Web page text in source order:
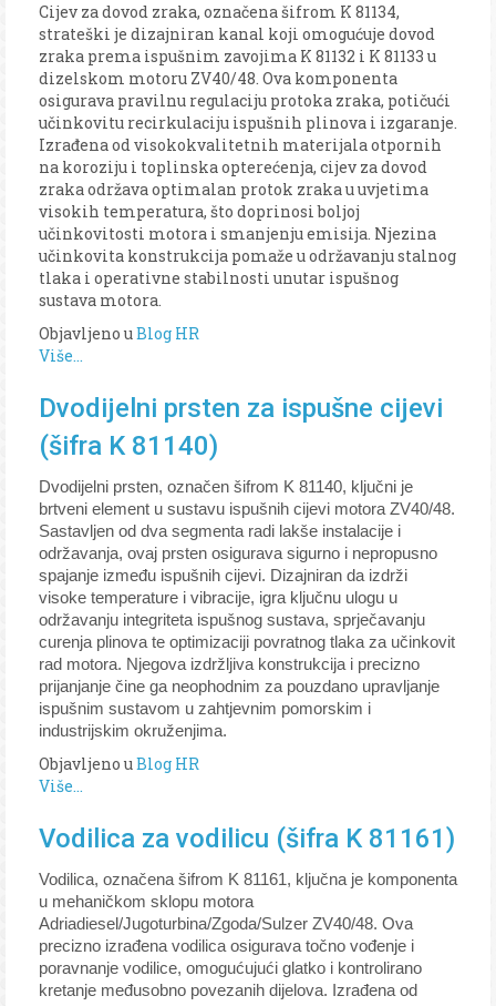
Cijev za dovod zraka, označena šifrom K 81134,
strateški je dizajniran kanal koji omogućuje dovod
zraka prema ispušnim zavojima K 81132 i K 81133 u
dizelskom motoru ZV40/48. Ova komponenta
osigurava pravilnu regulaciju protoka zraka, potičući
učinkovitu recirkulaciju ispušnih plinova i izgaranje.
Izrađena od visokokvalitetnih materijala otpornih
na koroziju i toplinska opterećenja, cijev za dovod
zraka održava optimalan protok zraka u uvjetima
visokih temperatura, što doprinosi boljoj
učinkovitosti motora i smanjenju emisija. Njezina
učinkovita konstrukcija pomaže u održavanju stalnog
tlaka i operativne stabilnosti unutar ispušnog
sustava motora.
Objavljeno uBlog HR
Više...
Dvodijelni prsten za ispušne cijevi
(šifra K 81140)
Dvodijelni prsten, označen šifrom K 81140, ključni je
brtveni element u sustavu ispušnih cijevi motora ZV40/48.
Sastavljen od dva segmenta radi lakše instalacije i
održavanja, ovaj prsten osigurava sigurno i nepropusno
spajanje između ispušnih cijevi. Dizajniran da izdrži
visoke temperature i vibracije, igra ključnu ulogu u
održavanju integriteta ispušnog sustava, sprječavanju
curenja plinova te optimizaciji povratnog tlaka za učinkovit
rad motora. Njegova izdržljiva konstrukcija i precizno
prijanjanje čine ga neophodnim za pouzdano upravljanje
ispušnim sustavom u zahtjevnim pomorskim i
industrijskim okruženjima.
Objavljeno uBlog HR
Više...
Vodilica za vodilicu (šifra K 81161)
Vodilica, označena šifrom K 81161, ključna je komponenta
u mehaničkom sklopu motora
Adriadiesel/Jugoturbina/Zgoda/Sulzer ZV40/48. Ova
precizno izrađena vodilica osigurava točno vođenje i
poravnanje vodilice, omogućujući glatko i kontrolirano
kretanje međusobno povezanih dijelova. Izrađena od